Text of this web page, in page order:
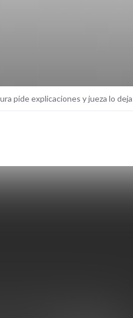
pide explicaciones y jueza lo